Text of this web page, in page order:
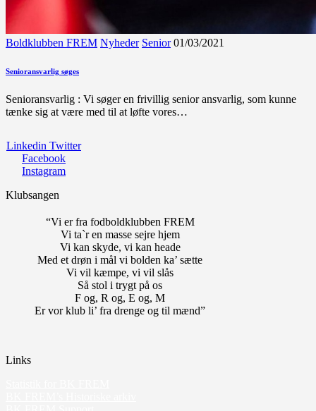
Boldklubben FREM Nyheder Senior 01/03/2021
Senioransvarlig søges
Senioransvarlig : Vi søger en frivillig senior ansvarlig, som kunne
tænke sig at være med til at løfte vores…
Linkedin Twitter
Facebook
Instagram
Klubsangen
“Vi er fra fodboldklubben FREM
Vi ta`r en masse sejre hjem
Vi kan skyde, vi kan heade
Med et drøn i mål vi bolden ka’ sætte
Vi vil kæmpe, vi vil slås
Så stol i trygt på os
F og, R og, E og, M
Er vor klub li’ fra drenge og til mænd”
Links